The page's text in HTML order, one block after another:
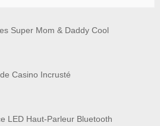
Super Mom & Daddy Cool
Casino Incrusté
LED Haut-Parleur Bluetooth